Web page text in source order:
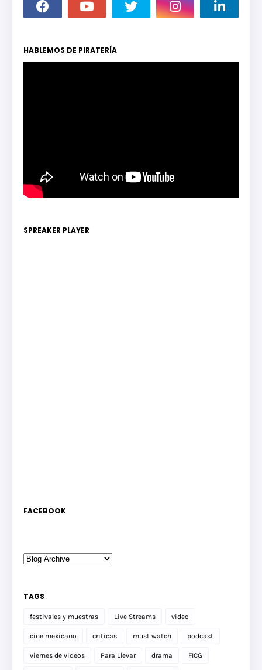
HABLEMOS DE PIRATERÍA
SPREAKER PLAYER
FACEBOOK
TAGS
festivales y muestras Live Streams video
cine mexicano criticas must watch podcast
viernes de videos Para Llevar drama FICG